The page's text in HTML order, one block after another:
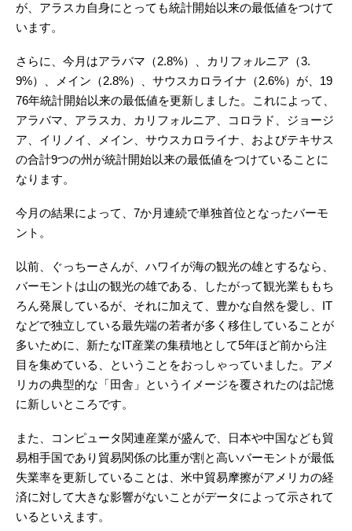
が、アラスカ自身にとっても統計開始以来の最低値をつけて
います。
さらに、今月はアラバマ（2.8%）、カリフォルニア（3.
9%）、メイン（2.8%）、サウスカロライナ（2.6%）が、19
76年統計開始以来の最低値を更新しました。これによって、
アラバマ、アラスカ、カリフォルニア、コロラド、ジョージ
ア、イリノイ、メイン、サウスカロライナ、およびテキサス
の合計9つの州が統計開始以来の最低値をつけていることに
なります。
今月の結果によって、7か月連続で単独首位となったバーモ
ント。
以前、ぐっちーさんが、ハワイが海の観光の雄とするなら、
バーモントは山の観光の雄である、したがって観光業ももち
ろん発展しているが、それに加えて、豊かな自然を愛し、IT
などで独立している最先端の若者が多く移住していることが
多いために、新たなIT産業の集積地として5年ほど前から注
目を集めている、ということをおっしゃっていました。アメ
リカの典型的な「田舎」というイメージを覆されたのは記憶
に新しいところです。
また、コンピュータ関連産業が盛んで、日本や中国なども貿
易相手国であり貿易関係の比重が割と高いバーモントが最低
失業率を更新していることは、米中貿易摩擦がアメリカの経
済に対して大きな影響がないことがデータによって示されて
いるといえます。